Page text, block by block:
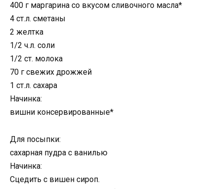
400 г маргарина со вкусом сливочного масла*
4 ст.л. сметаны
2 желтка
1/2 ч.л. соли
1/2 ст. молока
70 г свежих дрожжей
1 ст.л. сахара
Начинка:
вишни консервированные*
Для посыпки:
сахарная пудра с ванилью
Начинка:
Сцедить с вишен сироп.